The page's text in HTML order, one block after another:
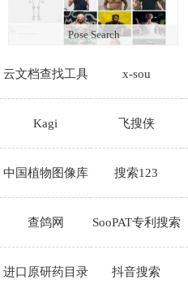
Pose Search
云文档查找工具 x-sou
Kagi 飞搜侠
中国植物图像库 搜索123
查鸽网 SooPAT专利搜索
进口原研药目录 抖音搜索